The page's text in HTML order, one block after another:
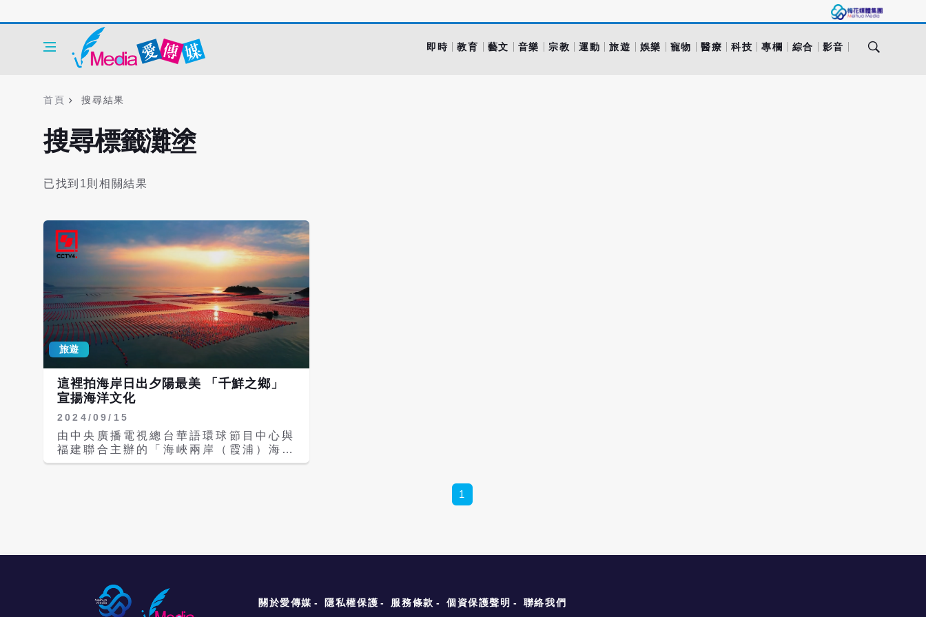
即時 教育 藝文 音樂 宗教 運動 旅遊 娛樂 寵物 醫療 科技 專欄 綜合 影音
首頁 搜尋結果
搜尋標籤灘塗
已找到1則相關結果
旅遊
這裡拍海岸日出夕陽最美 「千鮮之鄉」
宣揚海洋文化
2024/09/15
由中央廣播電視總台華語環球節目中心與
福建聯合主辦的「海峽兩岸（霞浦）海洋
文化周」活動，今（15日）將由「明月
化週」一系列活動，並譜寫了海峽兩岸海
洋文化周專屬主題曲〈海峽月光謠〉。
霞浦發展可溯及兩晉時期，因北方地區戰
1
關於愛傳媒 隱私權保護 服務條款 個資保護聲明 聯絡我們